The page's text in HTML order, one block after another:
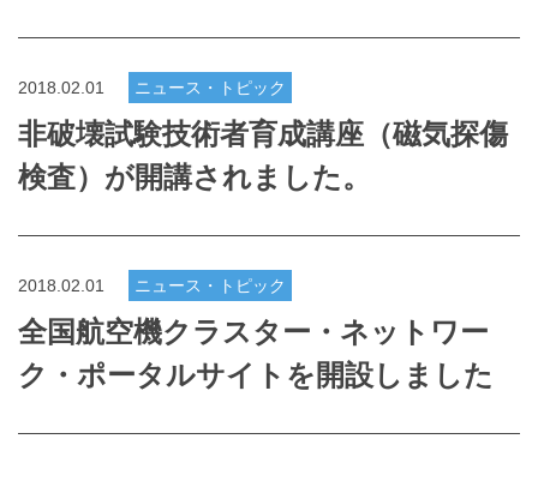
2018.02.01 ニュース・トピック
非破壊試験技術者育成講座（磁気探傷
検査）が開講されました。
2018.02.01 ニュース・トピック
全国航空機クラスター・ネットワー
ク・ポータルサイトを開設しました